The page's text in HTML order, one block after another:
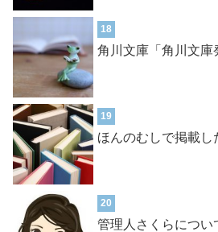
18
角川文庫「角川文庫
19
ほんのむしで掲載し
20
管理人さくらについ